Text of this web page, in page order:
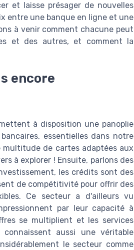
et laisse présager de nouvelles
entre une banque en ligne et une
à venir comment chacune peut
et des autres, et comment la
encore
à disposition une panoplie
essentielles dans notre
multitude de cartes adaptées aux
à explorer ! Ensuite, parlons des
les crédits sont des
de compétitivité pour offrir des
Ce secteur a d'ailleurs vu
par leur capacité à
se multiplient et les services
aussi une véritable
le secteur comme